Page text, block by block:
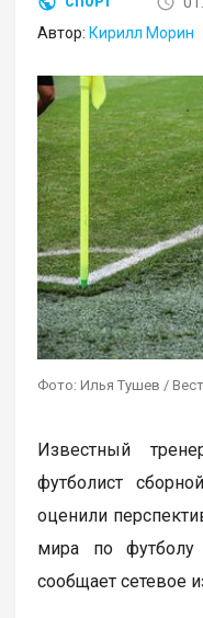
Автор: Кирилл Морин
Фото: Илья Тушев /
Известный
футболист
оценили
мира по
сообщает сетевое